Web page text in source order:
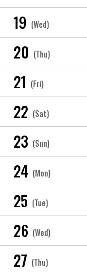
19 (Wed)
20 (Thu)
21 (Fri)
22 (Sat)
23 (Sun)
24 (Mon)
25 (Tue)
26 (Wed)
27 (Thu)